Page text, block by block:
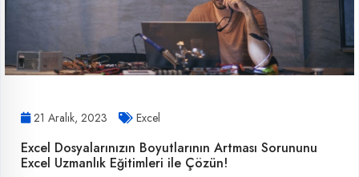
21 Aralık, 2023 Excel
Excel Dosyalarınızın Boyutlarının Artması Sorununu
Excel Uzmanlık Eğitimleri ile Çözün!